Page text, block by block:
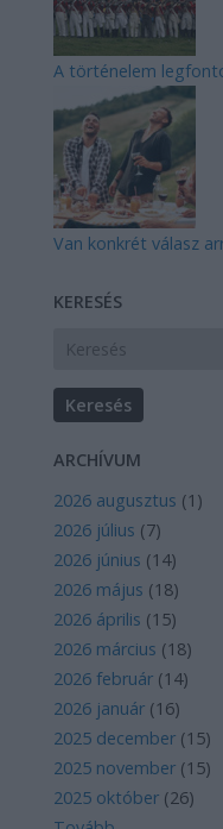
A történelem
Van konkrét válasz
KERESÉS
ARCHÍVUM
2026 augusztus (1 )
2026 július (7)
2026 június (14)
2026 május (18)
2026 április (15)
2026 március (18)
2026 február (14)
2026 január (16)
2025 december (15)
2025 november (15)
2025 október (26)